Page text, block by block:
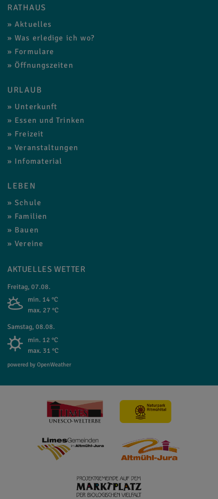
RATHAUS
Aktuelles
Was erledige ich wo?
Formulare
Öffnungszeiten
URLAUB
Unterkunft
Essen und Trinken
Freizeit
Veranstaltungen
Infomaterial
LEBEN
Schule
Familien
Bauen
Vereine
AKTUELLES WETTER
Freitag, 07.08.
min. 14 °C
max. 27 °C
Samstag, 08.08.
min. 12 °C
max. 31 °C
powered by OpenWeather